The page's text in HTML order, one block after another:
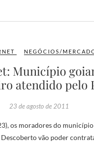
NEGÓCIOS/
Município
atendido pelo
23 de agosto de 2011
os moradores do
vão poder